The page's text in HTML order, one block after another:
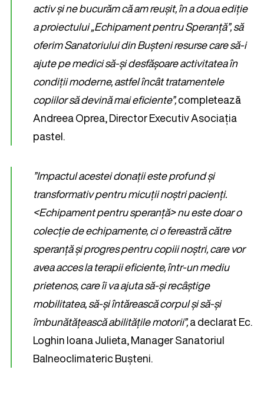
activ și ne bucurăm că am reușit, în a doua ediție
a proiectului „Echipament pentru Speranță”, să
oferim Sanatoriului din Bușteni resurse care să-i
ajute pe medici să-și desfășoare activitatea în
condiții moderne, astfel încât tratamentele
copiilor să devină mai eficiente”,completează
Andreea Oprea, Director Executiv Asociația
pastel.
”Impactul acestei donații este profund și
transformativ pentru micuții noștri pacienți.
<Echipament pentru speranță> nu este doar o
colecție de echipamente, ci o fereastră către
speranță și progres pentru copiii noștri, care vor
avea acces la terapii eficiente, într-un mediu
prietenos, care îi va ajuta să-și recâștige
mobilitatea, să-și întărească corpul și să-și
îmbunătățească abilitățile motorii”,a declarat Ec.
Loghin Ioana Julieta, Manager Sanatoriul
Balneoclimateric Bușteni.